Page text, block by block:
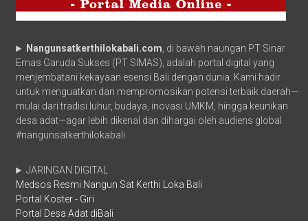
Nangunsatkerthilokabali.com, di bawah naungan PT Sinar
Emas Garuda Sukses (PT SIMAS), adalah portal digital yang
menjembatani kekayaan esensi Bali dengan dunia. Kami hadir
untuk menguatkan dan mempromosikan potensi terbaik daerah—
mulai dari tradisi luhur, budaya, inovasi UMKM, hingga keunikan
desa adat—agar lebih dikenal dan dihargai oleh audiens global.
#nangunsatkerthilokabali
JARINGAN DIGITAL
Medsos Resmi Nangun Sat Kerthi Loka Bali
Portal Koster - Giri
Portal Desa Adat diBali